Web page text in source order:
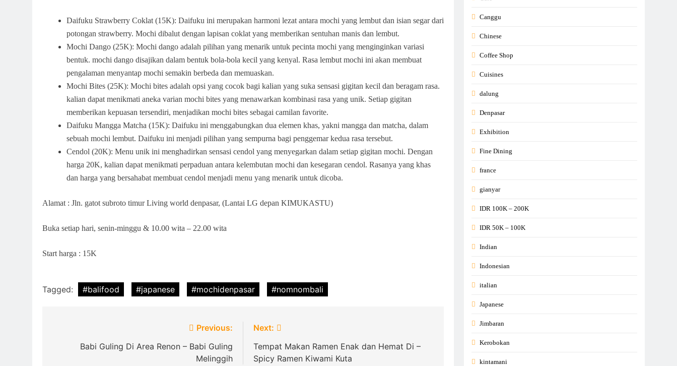
Daifuku Strawberry Coklat (15K): Daifuku ini merupakan harmoni lezat antara mochi yang lembut dan isian segar dari
potongan strawberry. Mochi dibalut dengan lapisan coklat yang memberikan sentuhan manis dan lembut.
Mochi Dango (25K): Mochi dango adalah pilihan yang menarik untuk pecinta mochi yang menginginkan variasi
bentuk. mochi dango disajikan dalam bentuk bola-bola kecil yang kenyal. Rasa lembut mochi ini akan membuat
pengalaman menyantap mochi semakin berbeda dan memuaskan.
Mochi Bites (25K): Mochi bites adalah opsi yang cocok bagi kalian yang suka sensasi gigitan kecil dan beragam rasa.
kalian dapat menikmati aneka varian mochi bites yang menawarkan kombinasi rasa yang unik. Setiap gigitan
memberikan kepuasan tersendiri, menjadikan mochi bites sebagai camilan favorite.
Daifuku Mangga Matcha (15K): Daifuku ini menggabungkan dua elemen khas, yakni mangga dan matcha, dalam
sebuah mochi lembut. Daifuku ini menjadi pilihan yang sempurna bagi penggemar kedua rasa tersebut.
Cendol (20K): Menu unik ini menghadirkan sensasi cendol yang menyegarkan dalam setiap gigitan mochi. Dengan
harga 20K, kalian dapat menikmati perpaduan antara kelembutan mochi dan kesegaran cendol. Rasanya yang khas
dan harga yang bersahabat membuat cendol menjadi menu yang menarik untuk dicoba.
Alamat : Jln. gatot subroto timur Living world denpasar, (Lantai LG depan KIMUKASTU)
Buka setiap hari, senin-minggu & 10.00 wita – 22.00 wita
Start harga : 15K
Tagged: #balifood #japanese #mochidenpasar #nomnombali
navigation
Previous:
Babi Guling Di Area Renon – Babi Guling
Melinggih
Next:
Tempat Makan Ramen Enak dan Hemat Di –
Spicy Ramen Kiwami Kuta
Canggu
Chinese
Coffee Shop
Cuisines
dalung
Denpasar
Exhibition
Fine Dining
france
gianyar
IDR 100K – 200K
IDR 50K – 100K
Indian
Indonesian
italian
Japanese
Jimbaran
Kerobokan
kintamani